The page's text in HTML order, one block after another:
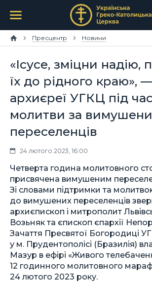
Пресцентр Новини
«Ісусе, зміцни надію,
їх до рідного краю»,
архиєреї УГКЦ під
молитви за
переселенців
24 лютого 2023, 16:00
Четверта година молитовного
присвячена вимушеним
Зі словами підтримки та
до вимушених переселенців
архиєпископ і митрополит
Возьняк та єпископ єпархії
Зачаття Пресвятої Богородиці
у м. Прудентополісі (Бразилія)
Мазур в ефірі «Живого
12 годинного молитовного
24 лютого 2023 року.